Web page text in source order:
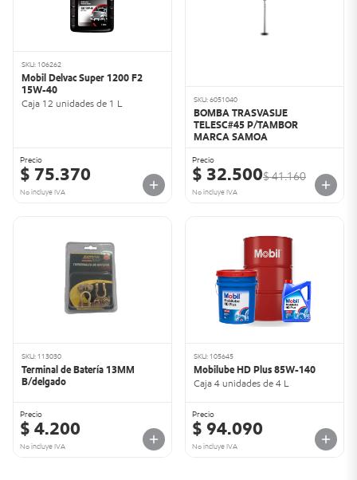
SKU: 106262
Mobil Delvac Super 1200 F2
15W-40
Caja 12 unidades de 1 L
Precio
$ 75.370
No incluye IVA
SKU: 6051040
BOMBA TRASVASIJE
TELESC#45 P/TAMBOR
MARCA SAMOA
Precio
$ 32.500$ 41.160
No incluye IVA
SKU: 113030
Terminal de Batería 13MM
B/delgado
Precio
$ 4.200
No incluye IVA
SKU: 105645
Mobilube HD Plus 85W-140
Caja 4 unidades de 4 L
Precio
$ 94.090
No incluye IVA